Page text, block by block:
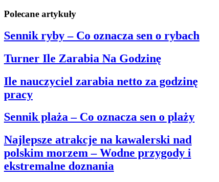
Polecane artykuły
Sennik ryby – Co oznacza sen o rybach
Turner Ile Zarabia Na Godzinę
Ile nauczyciel zarabia netto za godzinę
pracy
Sennik plaża – Co oznacza sen o plaży
Najlepsze atrakcje na kawalerski nad
polskim morzem – Wodne przygody i
ekstremalne doznania